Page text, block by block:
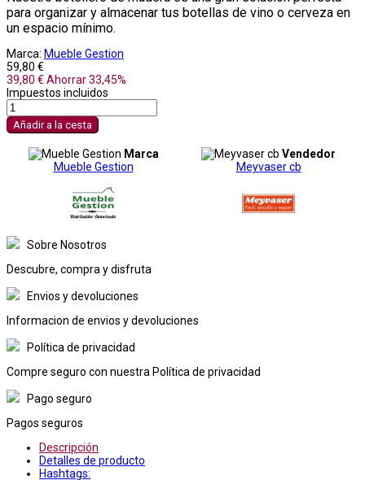
para organizar y almacenar tus botellas de vino o cerveza en
un espacio mínimo.
Marca: Mueble Gestion
59,80 €
39,80 € Ahorrar 33,45%
Impuestos incluidos
Añadir a la cesta
Marca
Mueble Gestion
Vendedor
Meyvaser cb
Sobre Nosotros
Descubre, compra y disfruta
Envios y devoluciones
Informacion de envios y devoluciones
Política de privacidad
Compre seguro con nuestra Política de privacidad
Pago seguro
Pagos seguros
Descripción
Detalles de producto
Hashtags: